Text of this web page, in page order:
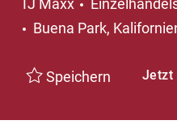
TJ Maxx
Ort
Buena Park,
Speichern Jetzt